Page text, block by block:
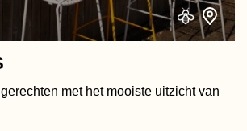
met het mooiste uitzicht van